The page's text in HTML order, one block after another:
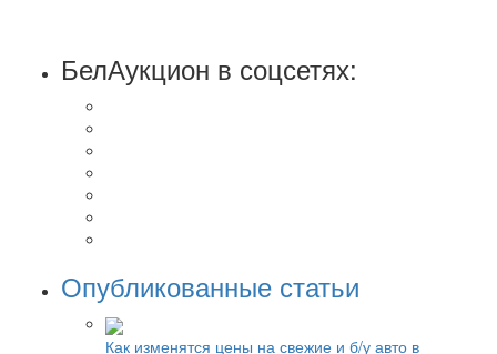
БелАукцион в соцсетях:
Опубликованные статьи
Как изменятся цены на свежие и б/у авто в